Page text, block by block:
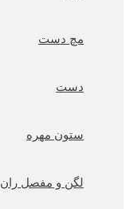
مچ دست
دست
ستون مهره
لگن و مفصل ران